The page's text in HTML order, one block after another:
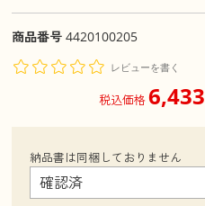
商品番号 4420100205
レビューを書く
税込価格6,433
納品書は同梱しておりません